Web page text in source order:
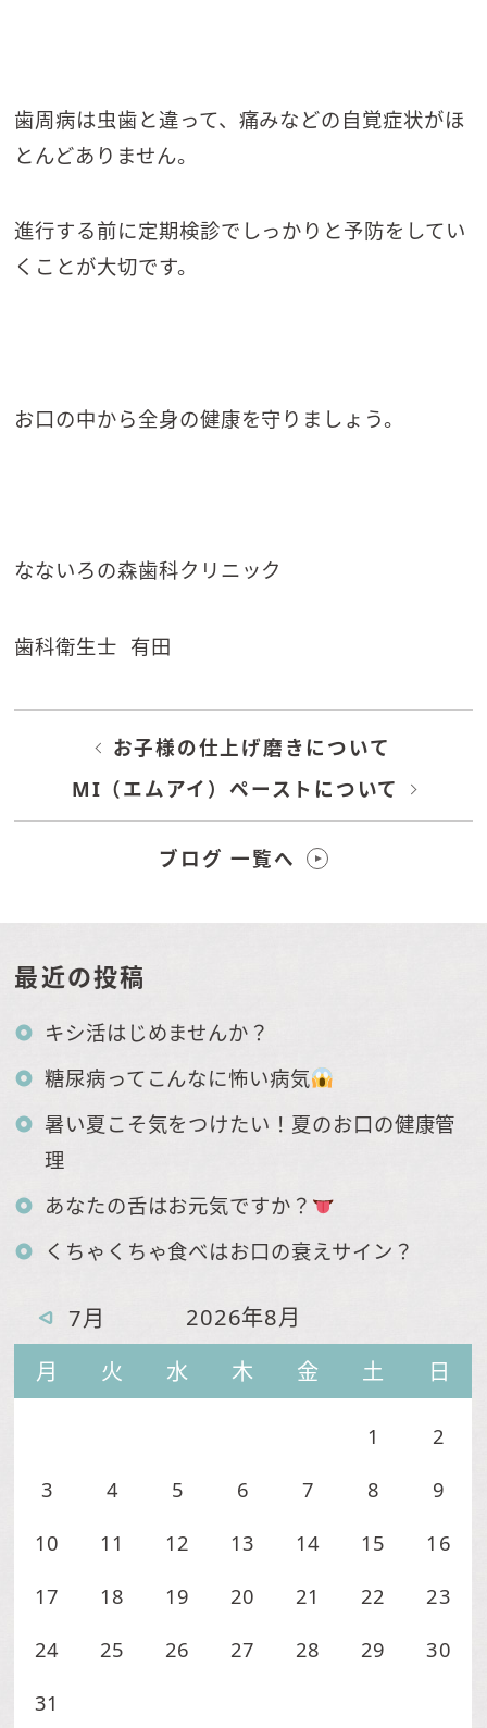
歯周病は虫歯と違って、痛みなどの自覚症状がほ
とんどありません。
進行する前に定期検診でしっかりと予防をしてい
くことが大切です。
お口の中から全身の健康を守りましょう。
なないろの森歯科クリニック
歯科衛生士 有田
お子様の仕上げ磨きについて
MI（エムアイ）ペーストについて
ブログ 一覧へ
最近の投稿
キシ活はじめませんか？
糖尿病ってこんなに怖い病気
暑い夏こそ気をつけたい！夏のお口の健康管
理
あなたの舌はお元気ですか？
くちゃくちゃ食べはお口の衰えサイン？
2026年8月
月
火 水 木 金 土 日
7月
1
2
3
4 5 6 7 8
9
10
11 12 13 14 15
16
17
18 19 20 21 22
23
24
25 26 27 28 29
30
31